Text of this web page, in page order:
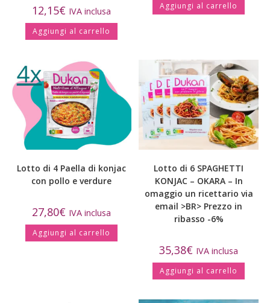
12,15€ IVA inclusa
Aggiungi al carrello
Aggiungi al carrello
Lotto di 4 Paella di konjac
con pollo e verdure
27,80€ IVA inclusa
Aggiungi al carrello
Lotto di 6 SPAGHETTI
KONJAC – OKARA – In
omaggio un ricettario via
email >BR> Prezzo in
ribasso -6%
35,38€ IVA inclusa
Aggiungi al carrello